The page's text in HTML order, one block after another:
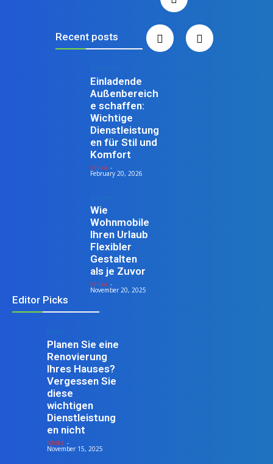
Recent posts
Einladende
Außenbereich
e schaffen:
Wichtige
Dienstleistung
en für Stil und
Komfort
Ishika -
February 20, 2026
Wie
Wohnmobile
Ihren Urlaub
Flexibler
Gestalten
als je Zuvor
Ishika -
November 20, 2025
Editor Picks
Planen Sie eine
Renovierung
Ihres Hauses?
Vergessen Sie
diese
wichtigen
Dienstleistung
en nicht
Ishika -
November 15, 2025